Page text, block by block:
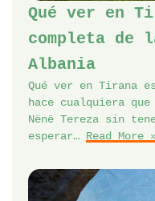
Qué ver en
completa de
Albania
Qué ver en Tirana
hace cualquiera
Nënë Tereza sin
esperar… Read More